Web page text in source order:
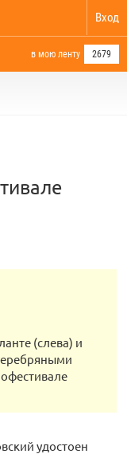
Вход
в мою ленту 2679
(слева) и
удостоен